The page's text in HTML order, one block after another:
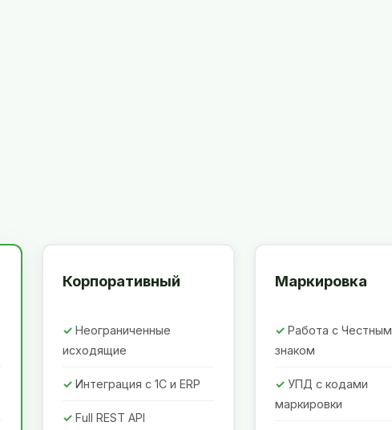
Корпоративный
Неограниченные
исходящие
Интеграция с 1С и ERP
Full REST API
Маркировка
Работа с Честным
знаком
УПД с кодами
маркировки